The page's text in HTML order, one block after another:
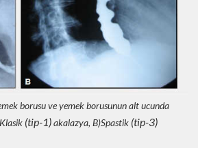
borusu ve yemek borusunun alt ucunda
(tip-1)akalazya, B)Spastik (tip-3)